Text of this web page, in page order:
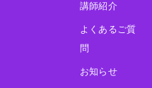
講師紹介
よくあるご質
問
お知らせ